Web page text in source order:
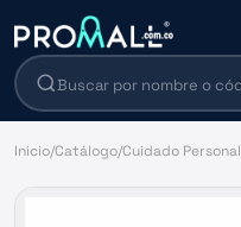
Inicio/Catálogo/Cuidado Personal